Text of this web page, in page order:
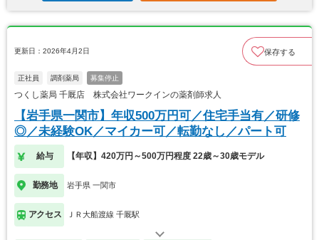
更新日：2026年4月2日 保存する
正社員 調剤薬局 募集停止
つくし薬局 千厩店 株式会社ワークインの薬剤師求人
【岩手県一関市】年収500万円可／住宅手当有／研修
◎／未経験OK／マイカー可／転勤なし／パート可
給与 【年収】420万円～500万円程度 22歳～30歳モデル
勤務地 岩手県 一関市
アクセス ＪＲ大船渡線 千厩駅